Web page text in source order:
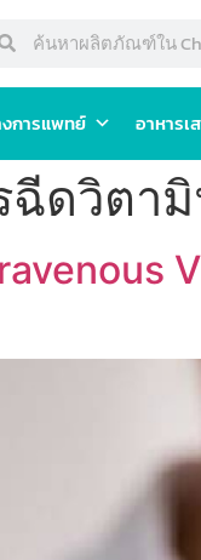
การแพทย์ อาหารเ
ฉีดวิตา